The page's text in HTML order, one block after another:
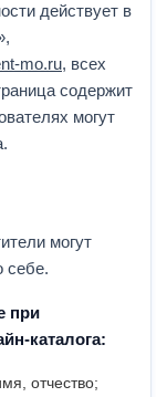
действует в
mo.ru, всех
содержит
могут
могут
себе.
при
каталога:
отчество;